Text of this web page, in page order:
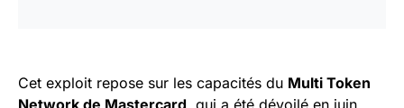
Cet exploit repose sur les capacités du Multi Token